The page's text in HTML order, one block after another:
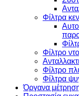
Φίλτρα
Φίλτρο
Φίλτρο
Φίλτρα
Όργανα